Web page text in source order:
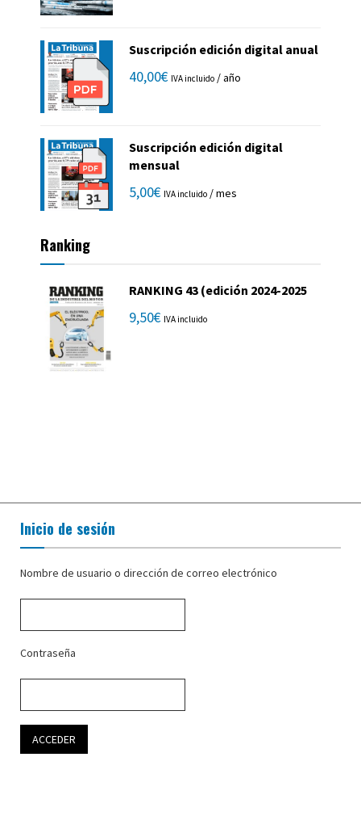
Suscripción edición digital anual
40,00€ IVA incluido / año
Suscripción edición digital
mensual
5,00€ IVA incluido / mes
Ranking
RANKING 43 (edición 2024-2025
9,50€ IVA incluido
Inicio de sesión
Nombre de usuario o dirección de correo electrónico
Contraseña